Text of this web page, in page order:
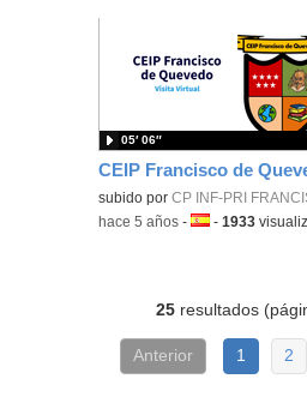
subido porCP INF-PRI
05′ 06″
-hace 5 años -Idioma:
-1933
25 resultados
Anterior 1 2